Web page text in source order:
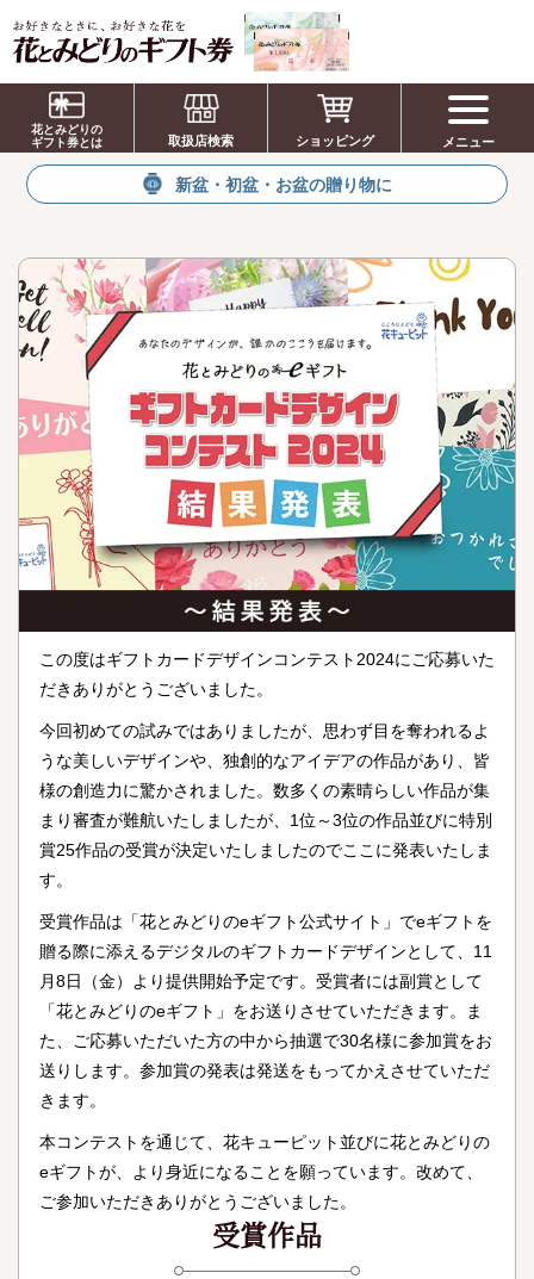
お祝い、お盆、新盆、お彼岸、喪中、お供
え、見舞い、返事、供花、線香贈答におすす
めのギフト
花とみどりの
ギフト券とは
取扱店検索 ショッピング メニュー
新盆・初盆・お盆の贈り物に
この度はギフトカードデザインコンテスト2024にご応募いた
だきありがとうございました。
今回初めての試みではありましたが、思わず目を奪われるよ
うな美しいデザインや、独創的なアイデアの作品があり、皆
様の創造力に驚かされました。数多くの素晴らしい作品が集
まり審査が難航いたしましたが、1位～3位の作品並びに特別
賞25作品の受賞が決定いたしましたのでここに発表いたしま
す。
受賞作品は「花とみどりのeギフト公式サイト」でeギフトを
贈る際に添えるデジタルのギフトカードデザインとして、11
月8日（金）より提供開始予定です。受賞者には副賞として
「花とみどりのeギフト」をお送りさせていただきます。ま
た、ご応募いただいた方の中から抽選で30名様に参加賞をお
送りします。参加賞の発表は発送をもってかえさせていただ
きます。
本コンテストを通じて、花キューピット並びに花とみどりの
eギフトが、より身近になることを願っています。改めて、
ご参加いただきありがとうございました。
受賞作品